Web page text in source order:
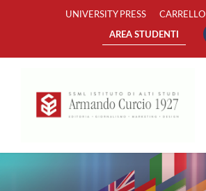
UNIVERSITY PRESS CARRELLO
AREA STUDENTI